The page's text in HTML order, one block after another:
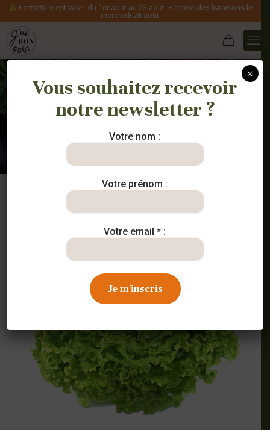
Fermeture estivale : du 1er août au 23 août. Reprise des livraisons le
mercredi 26 août.
Nos paniers
Vous souhaitez recevoir
notre newsletter ?
Votre nom :
Votre prénom :
Votre email * :
×